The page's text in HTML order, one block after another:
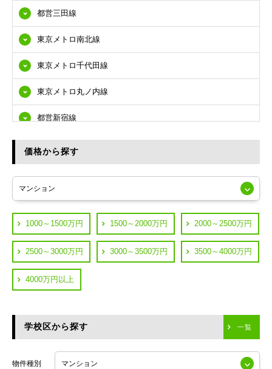
江東区
品川区
目黒区
大田区
世田谷区
渋谷区
練馬区
葛飾区
横浜市鶴見区
横浜市神奈川区
川崎市川崎区
川崎市中原区
川崎市高津区
都営三田線
東京メトロ南北線
東京メトロ千代田線
東京メトロ丸ノ内線
都営新宿線
都営浅草線
JR中央線
JR中央・総武線
東京メトロ日比谷線
小田急線
価格から探す
1000～1500万円 1500～2000万円 2000～2500万円
2500～3000万円 3000～3500万円 3500～4000万円
4000万円以上
学校区から探す 一覧
物件種別